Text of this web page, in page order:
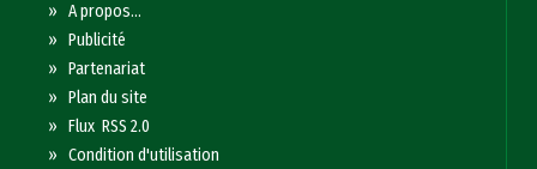
»A propos...
»Publicité
»Partenariat
»Plan du site
»Flux RSS 2.0
»Condition d'utilisation